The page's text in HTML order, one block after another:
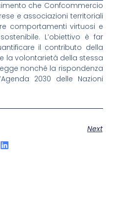
che Confcommercio
e associazioni territoriali
comportamenti virtuosi e
L’obiettivo è far
il contributo della
la volontarietà della stessa
nonché la rispondenza
2030 delle Nazioni
Next